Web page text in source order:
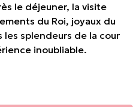
le déjeuner, la visite
du Roi, joyaux du
les splendeurs de la cour
inoubliable.